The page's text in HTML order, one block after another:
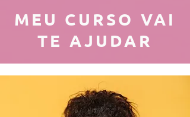
QUERO FAZER MINHA MATRÍCULA
MEU CURSO VAI
TE AJUDAR